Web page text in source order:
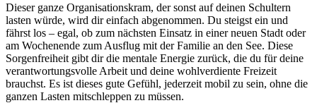
Dieser ganze Organisationskram, der sonst auf deinen Schultern
lasten würde, wird dir einfach abgenommen. Du steigst ein und
fährst los – egal, ob zum nächsten Einsatz in einer neuen Stadt oder
am Wochenende zum Ausflug mit der Familie an den See. Diese
Sorgenfreiheit gibt dir die mentale Energie zurück, die du für deine
verantwortungsvolle Arbeit und deine wohlverdiente Freizeit
brauchst. Es ist dieses gute Gefühl, jederzeit mobil zu sein, ohne die
ganzen Lasten mitschleppen zu müssen.